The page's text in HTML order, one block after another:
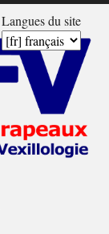
Langues du site